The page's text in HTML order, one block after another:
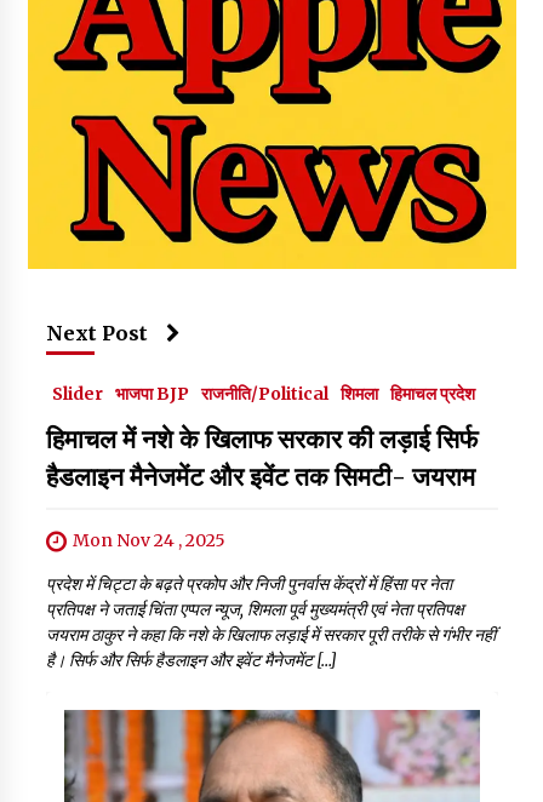
Next Post
Slider भाजपा BJP राजनीति/Political शिमला हिमाचल प्रदेश
हिमाचल में नशे के खिलाफ सरकार की लड़ाई सिर्फ
हैडलाइन मैनेजमेंट और इवेंट तक सिमटी- जयराम
Mon Nov 24 , 2025
प्रदेश में चिट्टा के बढ़ते प्रकोप और निजी पुनर्वास केंद्रों में हिंसा पर नेता
प्रतिपक्ष ने जताई चिंता एप्पल न्यूज, शिमला पूर्व मुख्यमंत्री एवं नेता प्रतिपक्ष
जयराम ठाकुर ने कहा कि नशे के खिलाफ लड़ाई में सरकार पूरी तरीके से गंभीर नहीं
है। सिर्फ और सिर्फ हैडलाइन और इवेंट मैनेजमेंट […]